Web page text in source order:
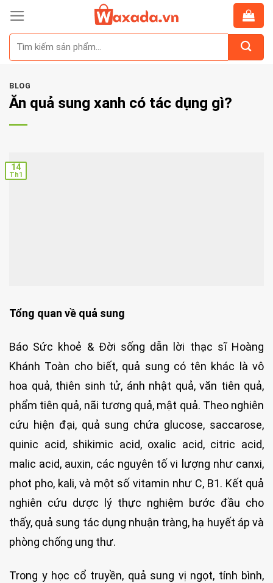
Skip
content
BLOG
Ăn quả sung xanh có tác dụng gì?
14
Th1
Tổng quan về quả sung
Báo Sức khoẻ & Đời sống dẫn lời thạc sĩ Hoàng
Khánh Toàn cho biết, quả sung có tên khác là vô
hoa quả, thiên sinh tử, ánh nhật quả, văn tiên quả,
phẩm tiên quả, nãi tương quả, mật quả. Theo nghiên
cứu hiện đại, quả sung chứa glucose, saccarose,
quinic acid, shikimic acid, oxalic acid, citric acid,
malic acid, auxin, các nguyên tố vi lượng như canxi,
phot pho, kali, và một số vitamin như C, B1. Kết quả
nghiên cứu dược lý thực nghiệm bước đầu cho
thấy, quả sung tác dụng nhuận tràng, hạ huyết áp và
phòng chống ung thư.
Trong y học cổ truyền, quả sung vị ngọt, tính bình,